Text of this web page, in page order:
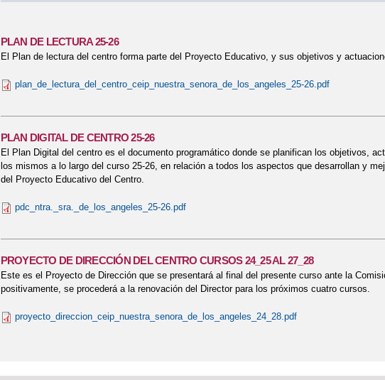
PLAN DE LECTURA 25-26
El Plan de lectura del centro forma parte del Proyecto Educativo, y sus objetivos y
plan_de_lectura_del_centro_ceip_nuestra_senora_de_los_angeles_25-26.pdf
PLAN DIGITAL DE CENTRO 25-26
El Plan Digital del centro es el documento programático donde se planifican los objetivos,
los mismos a lo largo del curso 25-26, en relación a todos los aspectos que desarrollan y
del Proyecto Educativo del Centro.
pdc_ntra._sra._de_los_angeles_25-26.pdf
PROYECTO DE DIRECCIÓN DEL CENTRO CURSOS 24_25 AL 27_28
Este es el Proyecto de Dirección que se presentará al final del presente curso ante la
positivamente, se procederá a la renovación del Director para los próximos cuatro cursos.
proyecto_direccion_ceip_nuestra_senora_de_los_angeles_24_28.pdf